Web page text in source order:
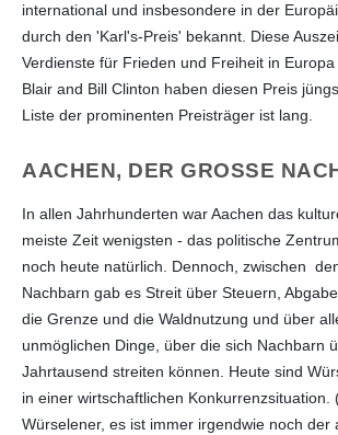
international und insbesondere in der
durch den 'Karl's-Preis' bekannt. Diese
Verdienste für Frieden und Freiheit in
Blair and Bill Clinton haben diesen Preis
Liste der prominenten Preisträger ist lang.
AACHEN, DER GROSSE
In allen Jahrhunderten war Aachen das
meiste Zeit wenigsten - das politische
noch heute natürlich. Dennoch, zwischen
Nachbarn gab es Streit über Steuern,
die Grenze und die Waldnutzung und über
unmöglichen Dinge, über die sich Nachbarn
Jahrtausend streiten können. Heute sind
in einer wirtschaftlichen Konkurrenzsituation.
Würselener, es ist immer irgendwie noch der